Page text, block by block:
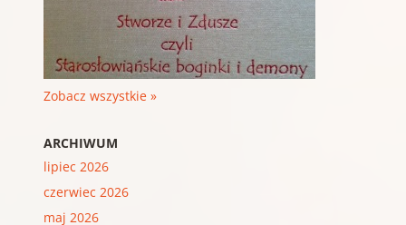
Zobacz wszystkie »
ARCHIWUM
lipiec 2026
czerwiec 2026
maj 2026